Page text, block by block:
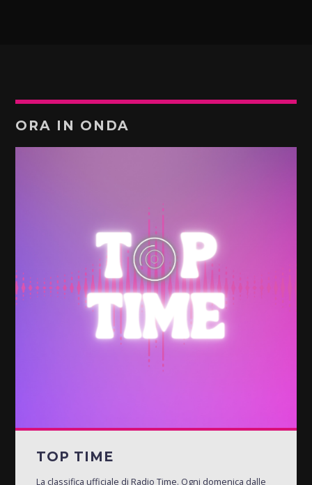
ORA IN ONDA
TOP TIME
La classifica ufficiale di Radio Time. Ogni domenica dalle